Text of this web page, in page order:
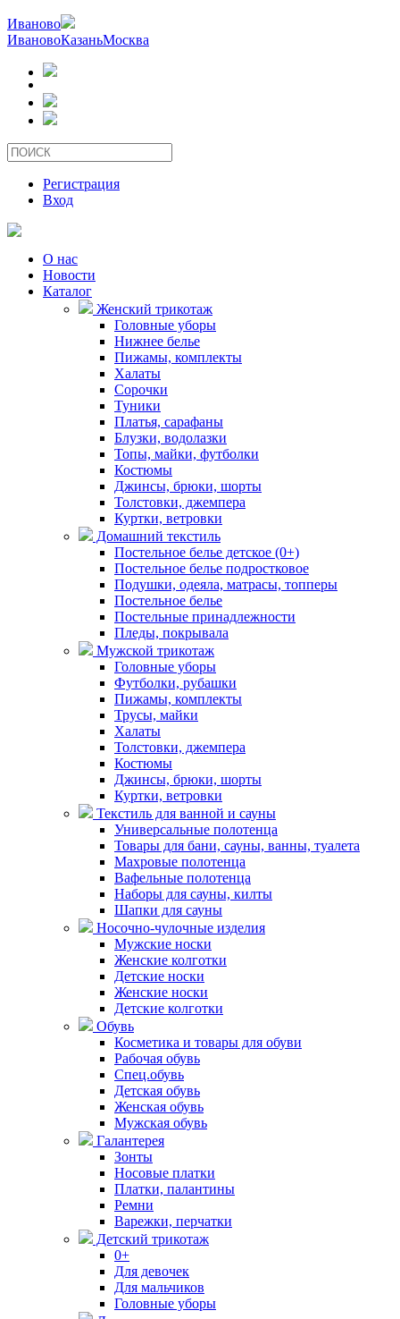
Иваново
ИвановоКазаньМосква
Регистрация
Вход
О нас
Новости
Каталог
Женский трикотаж
Головные уборы
Нижнее белье
Пижамы, комплекты
Халаты
Сорочки
Туники
Платья, сарафаны
Блузки, водолазки
Топы, майки, футболки
Костюмы
Джинсы, брюки, шорты
Толстовки, джемпера
Куртки, ветровки
Домашний текстиль
Постельное белье детское (0+)
Постельное белье подростковое
Подушки, одеяла, матрасы, топперы
Постельное белье
Постельные принадлежности
Пледы, покрывала
Мужской трикотаж
Головные уборы
Футболки, рубашки
Пижамы, комплекты
Трусы, майки
Халаты
Толстовки, джемпера
Костюмы
Джинсы, брюки, шорты
Куртки, ветровки
Текстиль для ванной и сауны
Универсальные полотенца
Товары для бани, сауны, ванны, туалета
Махровые полотенца
Вафельные полотенца
Наборы для сауны, килты
Шапки для сауны
Носочно-чулочные изделия
Мужские носки
Женские колготки
Детские носки
Женские носки
Детские колготки
Обувь
Косметика и товары для обуви
Рабочая обувь
Спец.обувь
Детская обувь
Женская обувь
Мужская обувь
Галантерея
Зонты
Носовые платки
Платки, палантины
Ремни
Варежки, перчатки
Детский трикотаж
0+
Для девочек
Для мальчиков
Головные уборы